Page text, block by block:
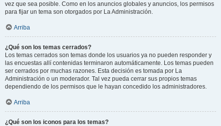
vez que sea posible. Como en los anuncios globales y anuncios, los permisos
para fijar un tema son otorgados por La Administración.
Arriba
¿Qué son los temas cerrados?
Los temas cerrados son temas donde los usuarios ya no pueden responder y
las encuestas allí contenidas terminaron automáticamente. Los temas pueden
ser cerrados por muchas razones. Esta decisión es tomada por La
Administración o un moderador. Tal vez pueda cerrar sus propios temas
dependiendo de los permisos que le hayan concedido los administradores.
Arriba
¿Qué son los iconos para los temas?